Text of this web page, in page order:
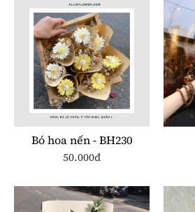
Bó hoa nến - BH230
50.000đ